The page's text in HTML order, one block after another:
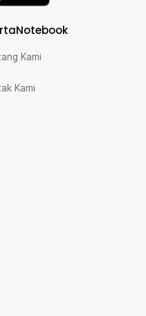
Kami
Kami